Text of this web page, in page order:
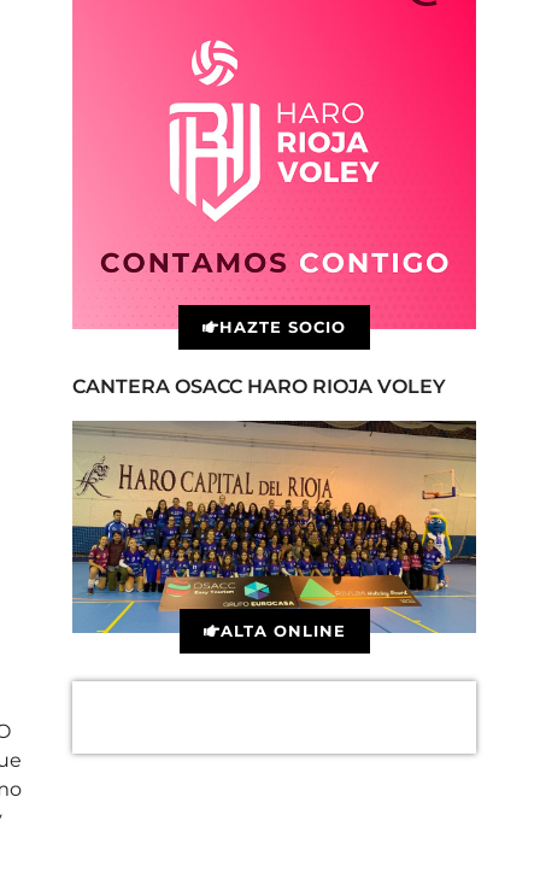
HAZTE SOCIO
CANTERA OSACC HARO RIOJA VOLEY
ALTA ONLINE